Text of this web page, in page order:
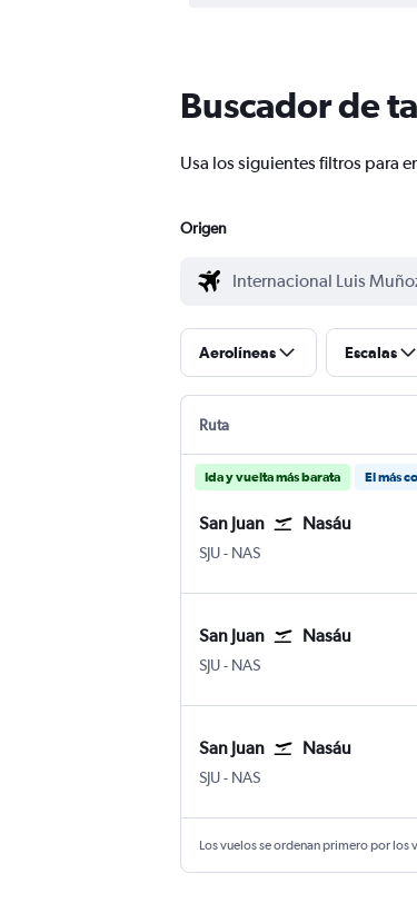
Buscador de
Usa los siguientes filtros para
Origen
Aerolíneas Escalas
Ruta
Ida y vuelta más barata El más
San Juan Nasáu
SJUSan Juan Internacional Luis
- NAS
San Juan Nasáu
SJUSan Juan Internacional Luis
- NAS
San Juan Nasáu
SJUSan Juan Internacional Luis
- NAS
Los vuelos se ordenan primero por los